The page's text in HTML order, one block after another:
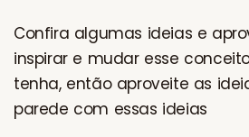
Confira algumas ideias e
inspirar e mudar esse
tenha, então aproveite as
parede com essas ideias